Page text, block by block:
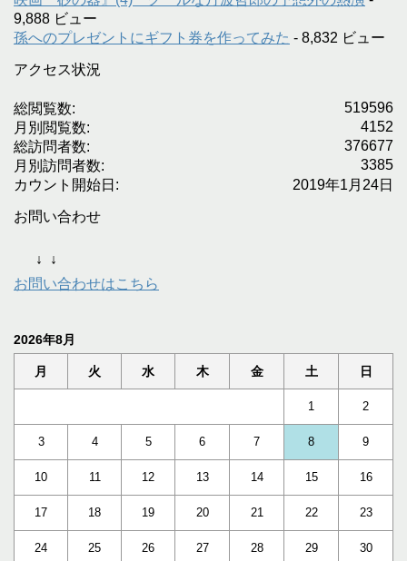
9,888 ビュー
孫へのプレゼントにギフト券を作ってみた - 8,832 ビュー
アクセス状況
519596
総閲覧数:
4152
月別閲覧数:
376677
総訪問者数:
3385
月別訪問者数:
2019年1月24日
カウント開始日:
お問い合わせ
↓
↓
お問い合わせはこちら
2026年8月
月 火 水 木 金 土 日
1 2
3 4 5 6 7 8 9
10 11 12 13 14 15 16
17 18 19 20 21 22 23
24 25 26 27 28 29 30